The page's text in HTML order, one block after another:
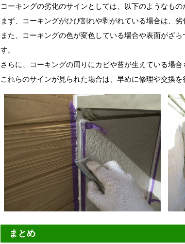
コーキングの劣化のサインとしては、以下のようなもの
まず、コーキングがひび割れや剥がれている場合は、劣
また、コーキングの色が変色している場合や表面がざ
す。
さらに、コーキングの周りにカビや苔が生えている場
これらのサインが見られた場合は、早めに修理や交換を
まとめ